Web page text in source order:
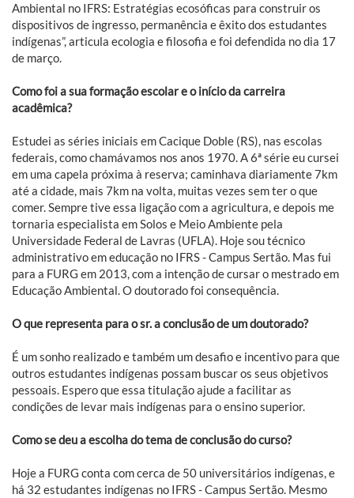
Ambiental no IFRS: Estratégias ecosóficas para construir os
dispositivos de ingresso, permanência e êxito dos estudantes
indígenas”, articula ecologia e filosofia e foi defendida no dia 17
de março.
Como foi a sua formação escolar e o início da carreira
acadêmica?
Estudei as séries iniciais em Cacique Doble (RS), nas escolas
federais, como chamávamos nos anos 1970. A 6ª série eu cursei
em uma capela próxima à reserva; caminhava diariamente 7km
até a cidade, mais 7km na volta, muitas vezes sem ter o que
comer. Sempre tive essa ligação com a agricultura, e depois me
tornaria especialista em Solos e Meio Ambiente pela
Universidade Federal de Lavras (UFLA). Hoje sou técnico
administrativo em educação no IFRS - Campus Sertão. Mas fui
para a FURG em 2013, com a intenção de cursar o mestrado em
Educação Ambiental. O doutorado foi consequência.
O que representa para o sr. a conclusão de um doutorado?
É um sonho realizado e também um desafio e incentivo para que
outros estudantes indígenas possam buscar os seus objetivos
pessoais. Espero que essa titulação ajude a facilitar as
condições de levar mais indígenas para o ensino superior.
Como se deu a escolha do tema de conclusão do curso?
Hoje a FURG conta com cerca de 50 universitários indígenas, e
há 32 estudantes indígenas no IFRS - Campus Sertão. Mesmo